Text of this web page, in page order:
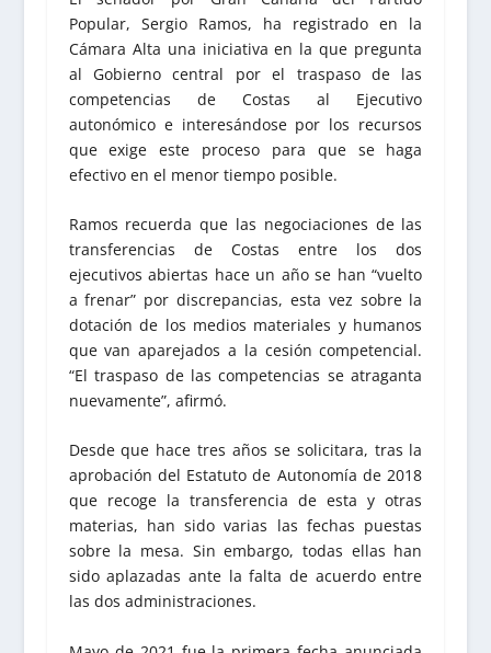
Popular, Sergio Ramos, ha registrado en la
Cámara Alta una iniciativa en la que pregunta
al Gobierno central por el traspaso de las
competencias de Costas al Ejecutivo
autonómico e interesándose por los recursos
que exige este proceso para que se haga
efectivo en el menor tiempo posible.
Ramos recuerda que las negociaciones de las
transferencias de Costas entre los dos
ejecutivos abiertas hace un año se han “vuelto
a frenar” por discrepancias, esta vez sobre la
dotación de los medios materiales y humanos
que van aparejados a la cesión competencial.
“El traspaso de las competencias se atraganta
nuevamente”, afirmó.
Desde que hace tres años se solicitara, tras la
aprobación del Estatuto de Autonomía de 2018
que recoge la transferencia de esta y otras
materias, han sido varias las fechas puestas
sobre la mesa. Sin embargo, todas ellas han
sido aplazadas ante la falta de acuerdo entre
las dos administraciones.